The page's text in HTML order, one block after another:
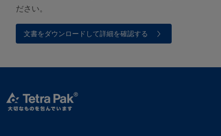
ださい。 ​
文書をダウンロードして詳細を確認する